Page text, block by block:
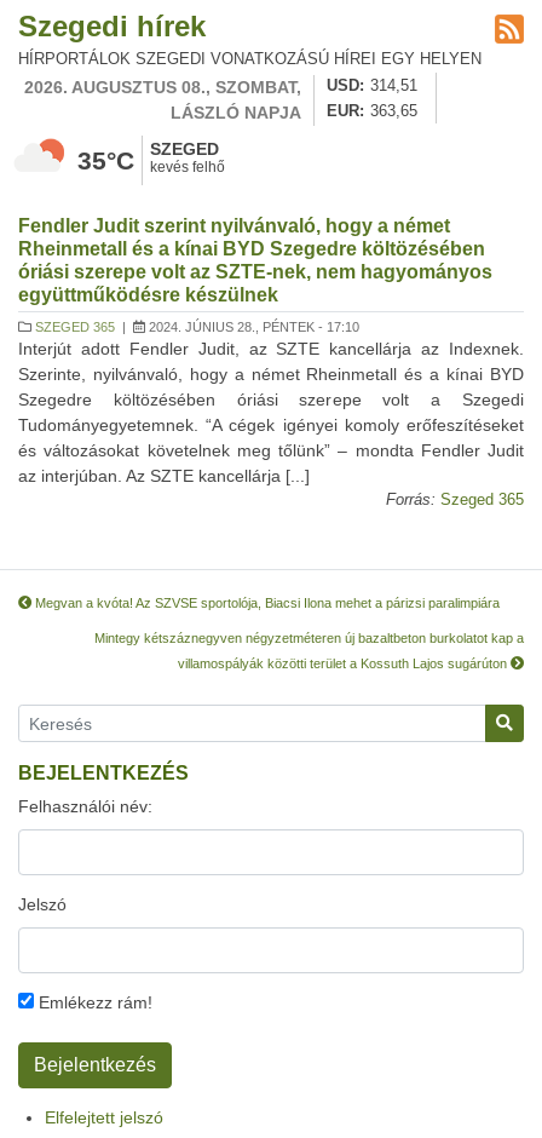
Szegedi hírek
HÍRPORTÁLOK SZEGEDI VONATKOZÁSÚ HÍREI EGY HELYEN
2026. AUGUSZTUS 08., SZOMBAT,
LÁSZLÓ NAPJA
USD
314,51
EUR
363,65
35°C SZEGED
kevés felhő
Fendler Judit szerint nyilvánvaló, hogy a német
Rheinmetall és a kínai BYD Szegedre költözésében
óriási szerepe volt az SZTE-nek, nem hagyományos
együttműködésre készülnek
SZEGED 365 | 2024. JÚNIUS 28., PÉNTEK - 17:10
Interjút adott Fendler Judit, az SZTE kancellárja az Indexnek.
Szerinte, nyilvánvaló, hogy a német Rheinmetall és a kínai BYD
Szegedre költözésében óriási szerepe volt a Szegedi
Tudományegyetemnek. “A cégek igényei komoly erőfeszítéseket
és változásokat követelnek meg tőlünk” – mondta Fendler Judit
az interjúban. Az SZTE kancellárja [...]
Forrás: Szeged 365
Megvan a kvóta! Az SZVSE sportolója, Biacsi Ilona mehet a párizsi paralimpiára
Mintegy kétszáznegyven négyzetméteren új bazaltbeton burkolatot kap a
villamospályák közötti terület a Kossuth Lajos sugárúton
BEJELENTKEZÉS
Felhasználói név:
Jelszó
Emlékezz rám!
Elfelejtett jelszó